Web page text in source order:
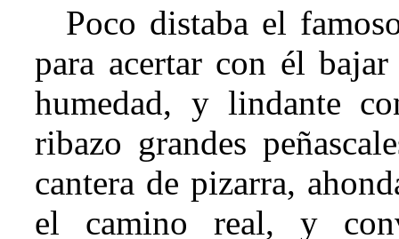
Poco distaba el
para acertar con él
humedad, y lindante
ribazo grandes
cantera de pizarra,
el camino real, y